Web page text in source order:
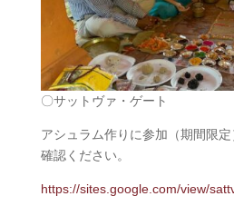
〇サットヴァ・ゲート
アシュラム作りに参加（期間限
確認ください。
https://sites.google.com/view/